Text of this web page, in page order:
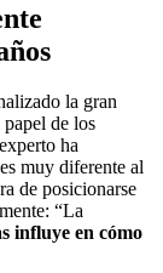
la gran
de los
ha
muy diferente al
de posicionarse
“La
influye en cómo